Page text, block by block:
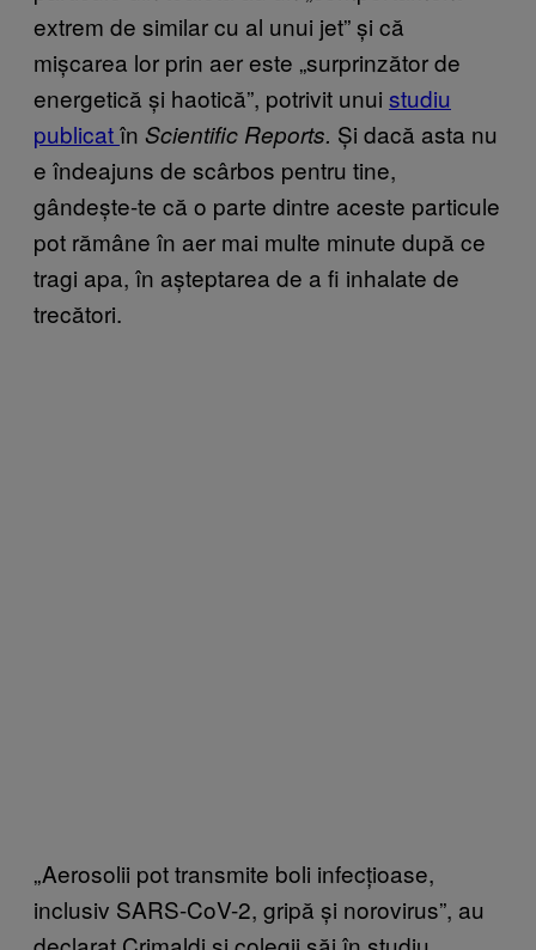
extrem de similar cu al unui jet” și că
mișcarea lor prin aer este „surprinzător de
energetică și haotică”, potrivit unui studiu
publicatîn Scientific Reports. Și dacă asta nu
e îndeajuns de scârbos pentru tine,
gândește-te că o parte dintre aceste particule
pot rămâne în aer mai multe minute după ce
tragi apa, în așteptarea de a fi inhalate de
trecători.
„Aerosolii pot transmite boli infecțioase,
inclusiv SARS-CoV-2, gripă și norovirus”, au